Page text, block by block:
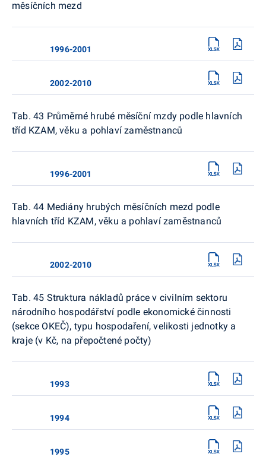
měsíčních mezd
1996-2001
2002-2010
Tab. 43 Průměrné hrubé měsíční mzdy podle hlavních
tříd KZAM, věku a pohlaví zaměstnanců
1996-2001
Tab. 44 Mediány hrubých měsíčních mezd podle
hlavních tříd KZAM, věku a pohlaví zaměstnanců
2002-2010
Tab. 45 Struktura nákladů práce v civilním sektoru
národního hospodářství podle ekonomické činnosti
(sekce OKEČ), typu hospodaření, velikosti jednotky a
kraje (v Kč, na přepočtené počty)
1993
1994
1995